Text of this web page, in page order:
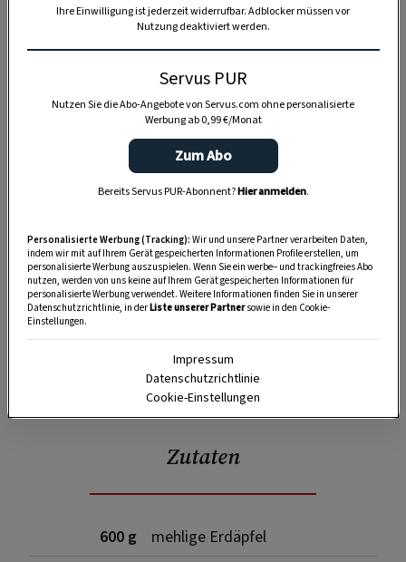
Anzeige
SPEICHERN DRUCKEN
Zutaten
600 g
mehlige Erdäpfel
Ihre Einwilligung ist jederzeit widerrufbar. Adblocker müssen vor
Nutzung deaktiviert werden.
Servus PUR
Nutzen Sie die Abo-Angebote von Servus.com ohne personalisierte
Werbung ab 0,99 €/Monat
Zum Abo
Bereits Servus PUR-Abonnent?Hier anmelden.
Personalisierte Werbung (Tracking): Wir und unsere Partner verarbeiten Daten,
indem wir mit auf Ihrem Gerät gespeicherten Informationen Profile erstellen, um
personalisierte Werbung auszuspielen. Wenn Sie ein werbe– und trackingfreies Abo
nutzen, werden von uns keine auf Ihrem Gerät gespeicherten Informationen für
personalisierte Werbung verwendet. Weitere Informationen finden Sie in unserer
Datenschutzrichtlinie, in derListe unserer Partnersowie in den Cookie-
Einstellungen.
Impressum
Datenschutzrichtlinie
Cookie-Einstellungen